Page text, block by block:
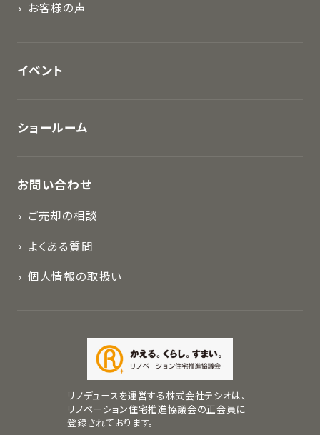
お客様の声
イベント
ショールーム
お問い合わせ
ご売却の相談
よくある質問
個人情報の取扱い
リノデュースを運営する株式会社テシオは、
リノベーション住宅推進協議会の正会員に
登録されております。